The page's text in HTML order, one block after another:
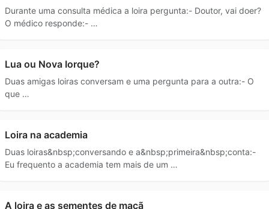
Durante uma consulta médica a loira pergunta:- Doutor, vai doer?
O médico responde:- …
Lua ou Nova Iorque?
Duas amigas loiras conversam e uma pergunta para a outra:- O
que …
Loira na academia
Duas loiras&nbsp;conversando e a&nbsp;primeira&nbsp;conta:-
Eu frequento a academia tem mais de um …
A loira e as sementes de maçã